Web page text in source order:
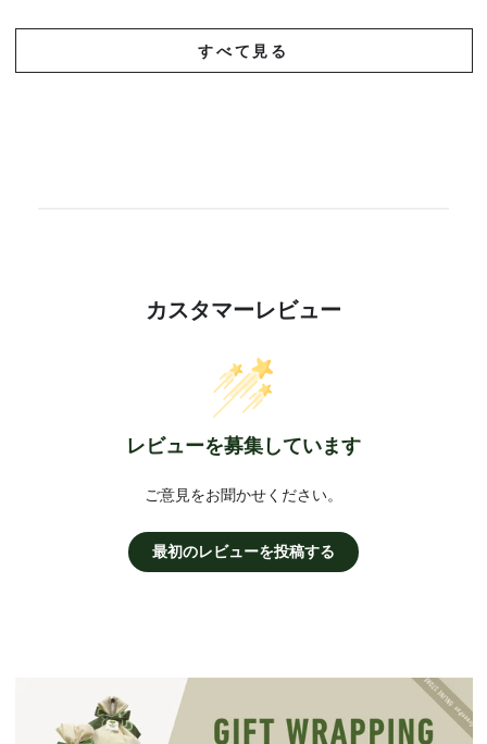
価
ー
すべて見る
カスタマーレビュー
レビューを募集しています
ご意見をお聞かせください。
最初のレビューを投稿する